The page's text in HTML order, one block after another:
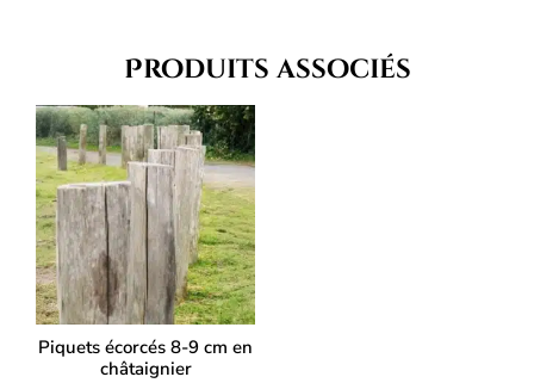
Produits associés
Piquets écorcés 8-9 cm en
châtaignier